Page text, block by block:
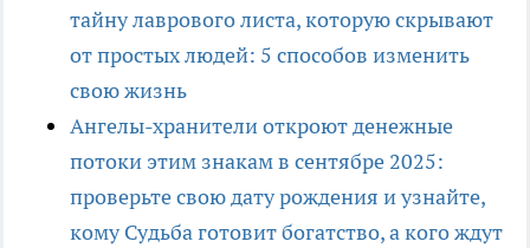
тайну лаврового листа, которую скрывают
от простых людей: 5 способов изменить
свою жизнь
Ангелы-хранители откроют денежные
потоки этим знакам в сентябре 2025:
проверьте свою дату рождения и узнайте,
кому Судьба готовит богатство, а кого ждут